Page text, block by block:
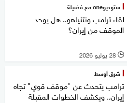
ستوديوone مع فضيلة
لقاء ترامب ونتنياهو.. هل يوحد
الموقف من إيران؟
l 28 يوليو 2026
شرق أوسط
ترامب يتحدث عن "موقف قوي" تجاه
إيران.. ويكشف الخطوات المقبلة